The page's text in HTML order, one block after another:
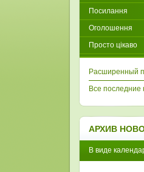
Посилання
Оголошення
Просто цікаво
Расширенный
Все последние
АРХИВ
В виде